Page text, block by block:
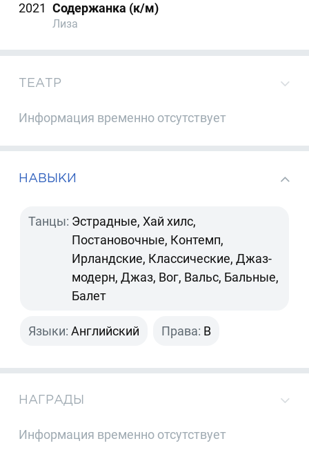
2021 Содержанка (к/м)
Лиза
ТЕАТР
Информация временно отсутствует
НАВЫКИ
Танцы: Эстрадные, Хай хилс,
Постановочные, Контемп,
Ирландские, Классические, Джаз-
модерн, Джаз, Вог, Вальс, Бальные,
Балет
Языки: Английский Права: B
НАГРАДЫ
Информация временно отсутствует